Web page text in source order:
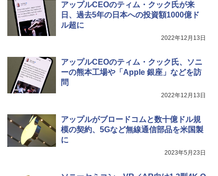
アップルCEOのティム・クック氏が来
日、過去5年の日本への投資額1000億ド
ル超に
2022年12月13日
アップルCEOのティム・クック氏、ソニ
ーの熊本工場や「Apple 銀座」などを訪
問
2022年12月13日
アップルがブロードコムと数十億ドル規
模の契約、5Gなど無線通信部品を米国製
に
2023年5月23日